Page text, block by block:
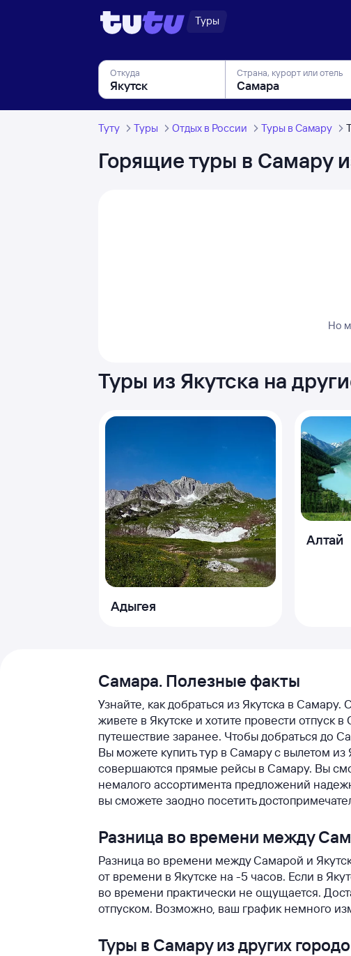
Туры
Откуда Страна, курорт или отель
Туту Туры Отдых в России Туры в Самару
Горящие туры в Самару
Но
Туры из Якутска на
Адыгея
Алтай
Самара. Полезные факты
Узнайте, как добраться из Якутска в
живете в Якутске и хотите провести
путешествие заранее. Чтобы добраться до
Вы можете купить тур в Самару с вылетом
совершаются прямые рейсы в Самару. Вы
немалого ассортимента предложений
вы сможете заодно посетить
Разница во времени между
Разница во времени между Самарой и
от времени в Якутске на -5 часов. Если в
во времени практически не ощущается.
отпуском. Возможно, ваш график немного
Туры в Самару из других